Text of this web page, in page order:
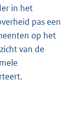
in het
pas een
op het
van de